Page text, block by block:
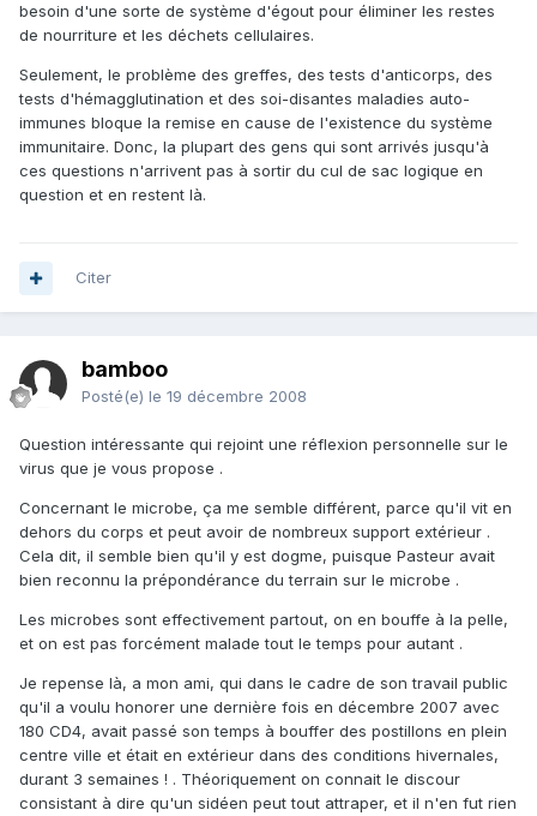
besoin d'une sorte de système d'égout pour éliminer les restes
de nourriture et les déchets cellulaires.
Seulement, le problème des greffes, des tests d'anticorps, des
tests d'hémagglutination et des soi-disantes maladies auto-
immunes bloque la remise en cause de l'existence du système
immunitaire. Donc, la plupart des gens qui sont arrivés jusqu'à
ces questions n'arrivent pas à sortir du cul de sac logique en
question et en restent là.
Citer
bamboo
Posté(e) le 19 décembre 2008
Question intéressante qui rejoint une réflexion personnelle sur le
virus que je vous propose .
Concernant le microbe, ça me semble différent, parce qu'il vit en
dehors du corps et peut avoir de nombreux support extérieur .
Cela dit, il semble bien qu'il y est dogme, puisque Pasteur avait
bien reconnu la prépondérance du terrain sur le microbe .
Les microbes sont effectivement partout, on en bouffe à la pelle,
et on est pas forcément malade tout le temps pour autant .
Je repense là, a mon ami, qui dans le cadre de son travail public
qu'il a voulu honorer une dernière fois en décembre 2007 avec
180 CD4, avait passé son temps à bouffer des postillons en plein
centre ville et était en extérieur dans des conditions hivernales,
durant 3 semaines ! . Théoriquement on connait le discour
consistant à dire qu'un sidéen peut tout attraper, et il n'en fut rien